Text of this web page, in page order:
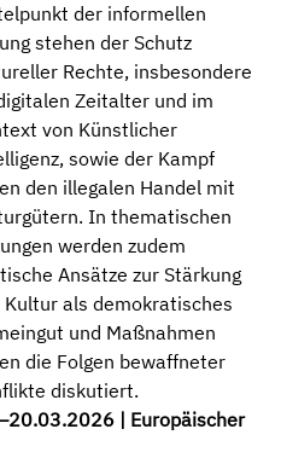
der informellen
stehen der Schutz
Rechte, insbesondere
Zeitalter und im
von Künstlicher
sowie der Kampf
den illegalen Handel mit
In thematischen
werden zudem
Ansätze zur Stärkung
Kultur als demokratisches
und Maßnahmen
die Folgen bewaffneter
diskutiert.
| Europäischer